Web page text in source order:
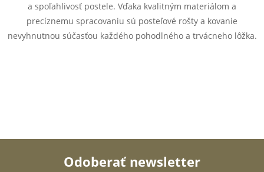
r
a spoľahlivosť postele. Vďaka kvalitným materiálom a
precíznemu spracovaniu sú posteľové rošty a kovanie
nevyhnutnou súčasťou každého pohodlného a trvácneho lôžka.
Odoberať newsletter